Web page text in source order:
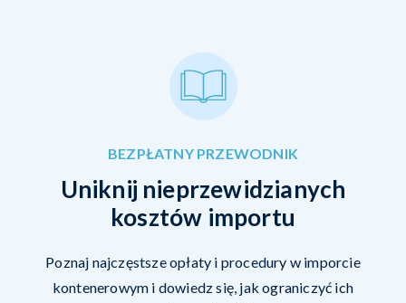
BEZPŁATNY PRZEWODNIK
Uniknij nieprzewidzianych
kosztów importu
Poznaj najczęstsze opłaty i procedury w imporcie
kontenerowym i dowiedz się, jak ograniczyć ich